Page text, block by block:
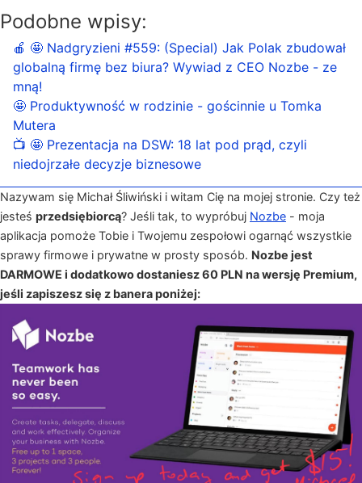
Podobne wpisy:
🍎 🤩 Nadgryzieni #559: (Special) Jak Polak zbudował
globalną firmę bez biura? Wywiad z CEO Nozbe - ze
mną!
🤩 Produktywność w rodzinie - gościnnie u Tomka
Mutera
📺 🤩 Prezentacja na DSW: 18 lat pod prąd, czyli
niedojrzałe decyzje biznesowe
Nazywam się Michał Śliwiński i witam Cię na mojej stronie. Czy też
jesteś przedsiębiorcą? Jeśli tak, to wypróbuj Nozbe - moja
aplikacja pomoże Tobie i Twojemu zespołowi ogarnąć wszystkie
sprawy firmowe i prywatne w prosty sposób. Nozbe jest
DARMOWE i dodatkowo dostaniesz 60 PLN na wersję Premium,
jeśli zapiszesz się z banera poniżej: